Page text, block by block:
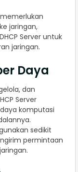
jaringan,
Server untuk
jaringan.
Daya
dan
Server
komputasi
sedikit
permintaan